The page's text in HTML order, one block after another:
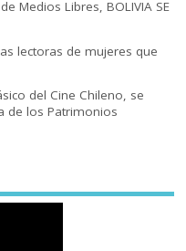
Medios Libres, BOLIVIA SE
lectoras de mujeres que
del Cine Chileno, se
de los Patrimonios